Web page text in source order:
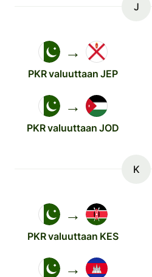
J
→
PKR valuuttaan JEP
→
PKR valuuttaan JOD
K
→
PKR valuuttaan KES
→